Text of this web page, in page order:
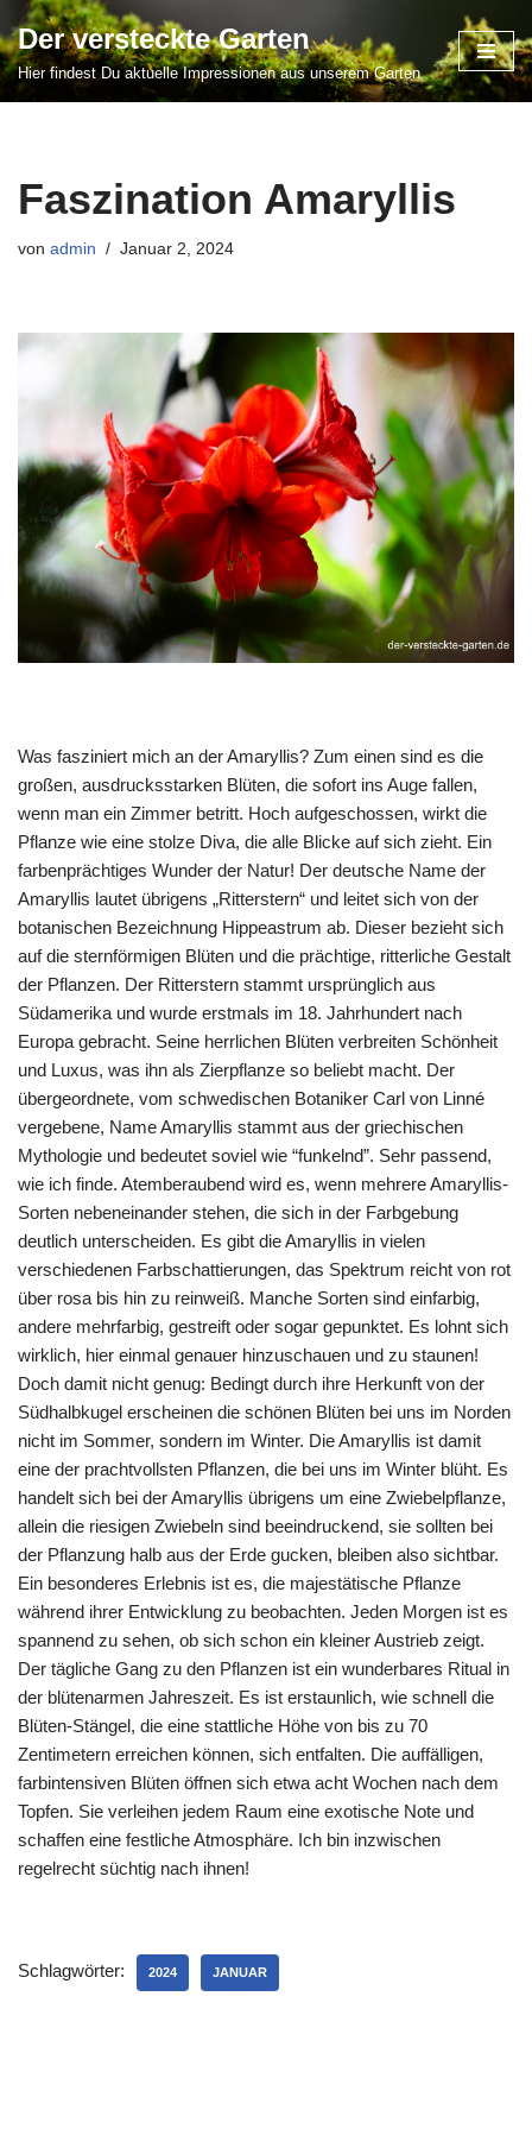
Zum
Inhalt
Der versteckte Garten
Hier findest Du aktuelle Impressionen aus unserem Garten
Faszination Amaryllis
von admin Januar 2, 2024
Was fasziniert mich an der Amaryllis? Zum einen sind es die
großen, ausdrucksstarken Blüten, die sofort ins Auge fallen,
wenn man ein Zimmer betritt. Hoch aufgeschossen, wirkt die
Pflanze wie eine stolze Diva, die alle Blicke auf sich zieht. Ein
farbenprächtiges Wunder der Natur! Der deutsche Name der
Amaryllis lautet übrigens „Ritterstern“ und leitet sich von der
botanischen Bezeichnung Hippeastrum ab. Dieser bezieht sich
auf die sternförmigen Blüten und die prächtige, ritterliche Gestalt
der Pflanzen. Der Ritterstern stammt ursprünglich aus
Südamerika und wurde erstmals im 18. Jahrhundert nach
Europa gebracht. Seine herrlichen Blüten verbreiten Schönheit
und Luxus, was ihn als Zierpflanze so beliebt macht. Der
übergeordnete, vom schwedischen Botaniker Carl von Linné
vergebene, Name Amaryllis stammt aus der griechischen
Mythologie und bedeutet soviel wie “funkelnd”. Sehr passend,
wie ich finde. Atemberaubend wird es, wenn mehrere Amaryllis-
Sorten nebeneinander stehen, die sich in der Farbgebung
deutlich unterscheiden. Es gibt die Amaryllis in vielen
verschiedenen Farbschattierungen, das Spektrum reicht von rot
über rosa bis hin zu reinweiß. Manche Sorten sind einfarbig,
andere mehrfarbig, gestreift oder sogar gepunktet. Es lohnt sich
wirklich, hier einmal genauer hinzuschauen und zu staunen!
Doch damit nicht genug: Bedingt durch ihre Herkunft von der
Südhalbkugel erscheinen die schönen Blüten bei uns im Norden
nicht im Sommer, sondern im Winter. Die Amaryllis ist damit
eine der prachtvollsten Pflanzen, die bei uns im Winter blüht. Es
handelt sich bei der Amaryllis übrigens um eine Zwiebelpflanze,
allein die riesigen Zwiebeln sind beeindruckend, sie sollten bei
der Pflanzung halb aus der Erde gucken, bleiben also sichtbar.
Ein besonderes Erlebnis ist es, die majestätische Pflanze
während ihrer Entwicklung zu beobachten. Jeden Morgen ist es
spannend zu sehen, ob sich schon ein kleiner Austrieb zeigt.
Der tägliche Gang zu den Pflanzen ist ein wunderbares Ritual in
der blütenarmen Jahreszeit. Es ist erstaunlich, wie schnell die
Blüten-Stängel, die eine stattliche Höhe von bis zu 70
Zentimetern erreichen können, sich entfalten. Die auffälligen,
farbintensiven Blüten öffnen sich etwa acht Wochen nach dem
Topfen. Sie verleihen jedem Raum eine exotische Note und
schaffen eine festliche Atmosphäre. Ich bin inzwischen
regelrecht süchtig nach ihnen!
Schlagwörter: 2024 JANUAR